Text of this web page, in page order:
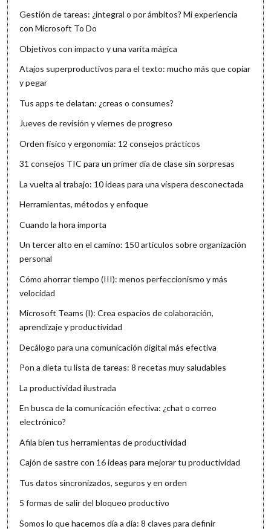
Gestión de tareas: ¿integral o por ámbitos? Mi experiencia
con Microsoft To Do
Objetivos con impacto y una varita mágica
Atajos superproductivos para el texto: mucho más que copiar
y pegar
Tus apps te delatan: ¿creas o consumes?
Jueves de revisión y viernes de progreso
Orden físico y ergonomía: 12 consejos prácticos
31 consejos TIC para un primer día de clase sin sorpresas
La vuelta al trabajo: 10 ideas para una víspera desconectada
Herramientas, métodos y enfoque
Cuando la hora importa
Un tercer alto en el camino: 150 artículos sobre organización
personal
Cómo ahorrar tiempo (III): menos perfeccionismo y más
velocidad
Microsoft Teams (I): Crea espacios de colaboración,
aprendizaje y productividad
Decálogo para una comunicación digital más efectiva
Pon a dieta tu lista de tareas: 8 recetas muy saludables
La productividad ilustrada
En busca de la comunicación efectiva: ¿chat o correo
electrónico?
Afila bien tus herramientas de productividad
Cajón de sastre con 16 ideas para mejorar tu productividad
Tus datos sincronizados, seguros y en orden
5 formas de salir del bloqueo productivo
Somos lo que hacemos día a día: 8 claves para definir